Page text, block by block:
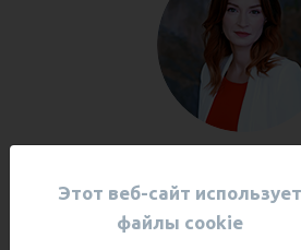
Лидия
Преподаватель
Этот веб-сайт использует
файлы cookie